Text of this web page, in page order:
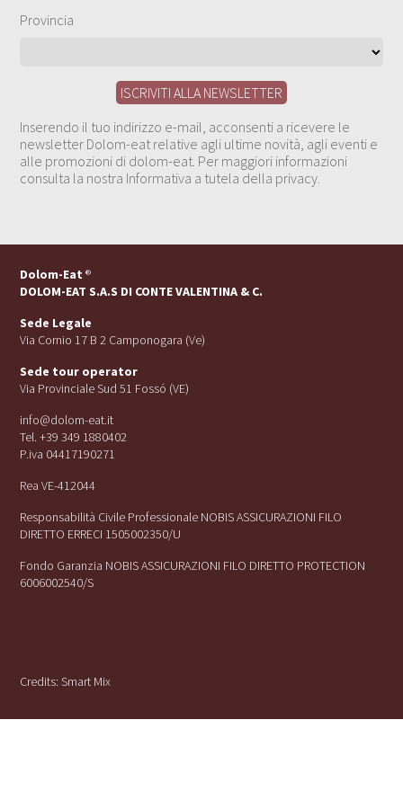
Provincia
Inserendo il tuo indirizzo e-mail, acconsenti a ricevere le
newsletter Dolom-eat relative agli ultime novità, agli eventi e
alle promozioni di dolom-eat. Per maggiori informazioni
consulta la nostra Informativa a tutela della privacy.
Dolom-Eat ®
DOLOM-EAT S.A.S DI CONTE VALENTINA & C.
Sede Legale
Via Cornio 17 B 2 Camponogara (Ve)
Sede tour operator
Via Provinciale Sud 51 Fossó (VE)
info@dolom-eat.it
Tel. +39 349 1880402
P.iva 04417190271
Rea VE-412044
Responsabilità Civile Professionale NOBIS ASSICURAZIONI FILO
DIRETTO ERRECI 1505002350/U
Fondo Garanzia NOBIS ASSICURAZIONI FILO DIRETTO PROTECTION
6006002540/S
Credits:Smart Mix